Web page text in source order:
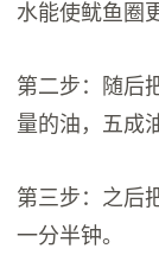
水能使鱿鱼圈
第二步：随后
量的油，五成
第三步：之后
一分半钟。